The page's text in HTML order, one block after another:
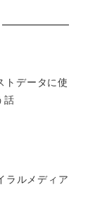
データに使
話
ラルメディア